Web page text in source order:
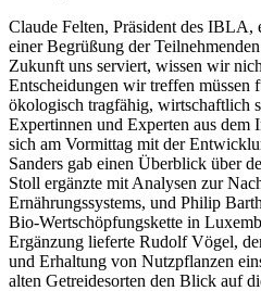
Claude Felten, Präsident des IBLA,
einer Begrüßung der
Zukunft uns serviert, wissen wir
Entscheidungen wir treffen müssen
ökologisch tragfähig, wirtschaftlich
Expertinnen und Experten aus dem
sich am Vormittag mit der
Sanders gab einen Überblick über
Stoll ergänzte mit Analysen zur
Ernährungssystems, und Philip
Bio-Wertschöpfungskette in
Ergänzung lieferte Rudolf Vögel,
und Erhaltung von Nutzpflanzen
alten Getreidesorten den Blick auf